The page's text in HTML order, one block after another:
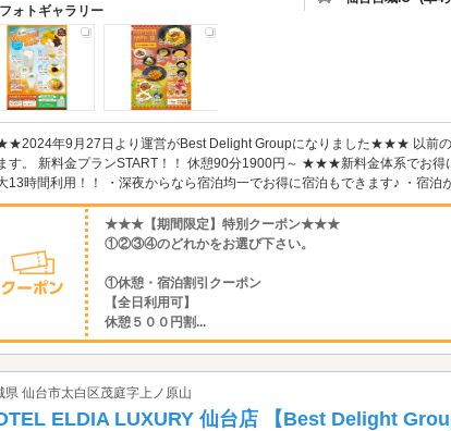
フォトギャラリー
年9月27日より運営がBest Delight Groupになりました★★★ 以前の
す。 新料金プランSTART！！ 休憩90分1900円～ ★★★新料金体系でお
13時間利用！！ ・深夜からなら宿泊均一でお得に宿泊もできます♪ ・宿泊
★★★【期間限定】特別クーポン★★★
①②③④のどれかをお選び下さい。
①休憩・宿泊割引クーポン
【全日利用可】
休憩５００円割...
県 仙台市太白区茂庭字上ノ原山
ELDIA LUXURY 仙台店 【Best Delight